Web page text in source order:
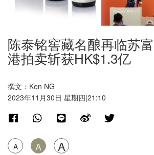
陈泰铭窖藏名酿再临苏
港拍卖斩获HK$1.3亿
撰文：Ken NG
2023年11月30日 星期四|21:10
A A A